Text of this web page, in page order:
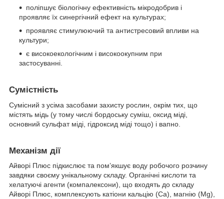
поліпшує біологічну ефективність мікродобрив і
проявляє їх синергічний ефект на культурах;
проявляє стимулюючий та антистресовий впливи на
культури;
є високоекологічним і високоокупним при
застосуванні.
Сумістність
Сумісний з усіма засобами захисту рослин, окрім тих, що
містять мідь (у тому числі бордоську суміш, оксид міді,
основний сульфат міді, гідроксид міді тощо) і вапно.
Механізм дії
Айворі Плюс підкислює та пом’якшує воду робочого розчину
завдяки своєму унікальному складу. Органічні кислоти та
хелатуючі агенти (компалексони), що входять до складу
Айворі Плюс, комплексують катіони кальцію (Ca), магнію (Mg),